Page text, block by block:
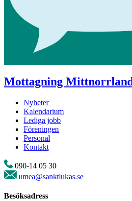
Mottagning Mittnorrland
Nyheter
Kalendarium
Lediga jobb
Föreningen
Personal
Kontakt
090-14 05 30
umea@sanktlukas.se
Besöksadress